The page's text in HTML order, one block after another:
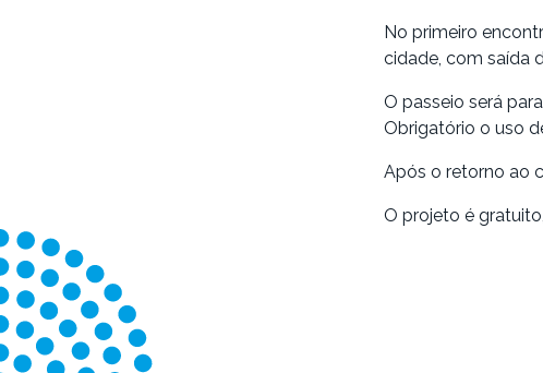
No primeiro
cidade, com saída
O passeio será
Obrigatório o uso
Após o retorno ao
O projeto é